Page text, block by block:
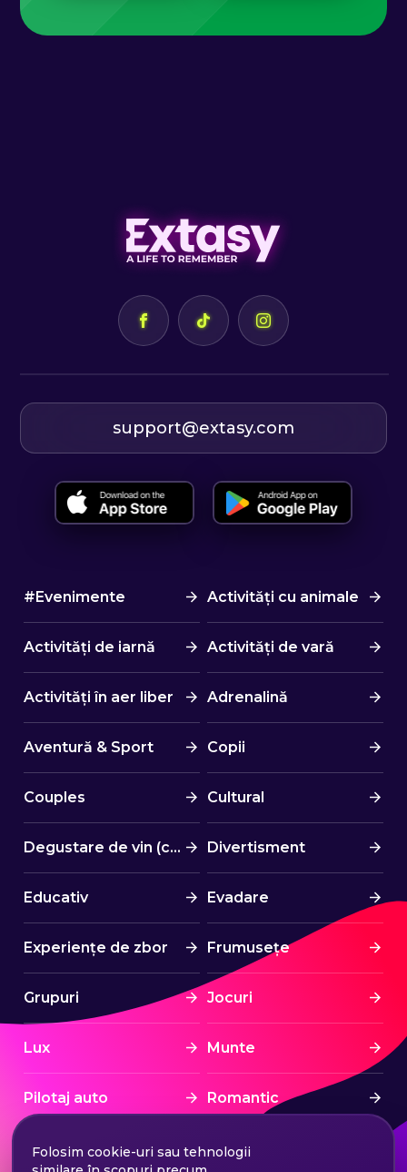
support@extasy.com
#Evenimente Activități cu animale
Activități de iarnă Activități de vară
Activități în aer liber Adrenalină
Aventură & Sport Copii
Couples Cultural
Degustare de vin (cină) Divertisment
Educativ Evadare
Experiențe de zbor Frumusețe
Grupuri Jocuri
Lux Munte
Pilotaj auto Romantic
Spa & Wellness Sport
Folosim cookie-uri sau tehnologii